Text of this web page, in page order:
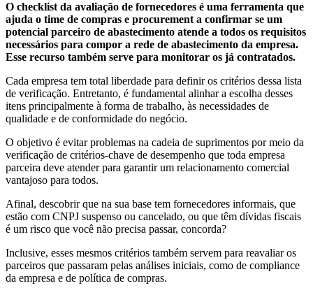
O checklist da avaliação de fornecedores é uma ferramenta que
ajuda o time de compras e procurement a confirmar se um
potencial parceiro de abastecimento atende a todos os requisitos
necessários para compor a rede de abastecimento da empresa.
Esse recurso também serve para monitorar os já contratados.
Cada empresa tem total liberdade para definir os critérios dessa lista
de verificação. Entretanto, é fundamental alinhar a escolha desses
itens principalmente à forma de trabalho, às necessidades de
qualidade e de conformidade do negócio.
​​O objetivo é evitar problemas na cadeia de suprimentos por meio da
verificação de critérios-chave de desempenho que toda empresa
parceira deve atender para garantir um relacionamento comercial
vantajoso para todos.
Afinal, descobrir que na sua base tem fornecedores informais, que
estão com CNPJ suspenso ou cancelado, ou que têm dívidas fiscais
é um risco que você não precisa passar, concorda?
Inclusive, esses mesmos critérios também servem para reavaliar os
parceiros que passaram pelas análises iniciais, como de compliance
da empresa e de política de compras.